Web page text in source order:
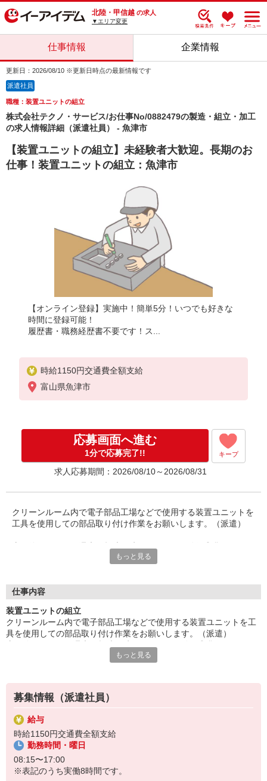
北陸・甲信越 の求人
▼エリア変更
仕事情報 企業情報
更新日：2026/08/10 ※更新日時点の最新情報です
派遣社員
職種：装置ユニットの組立
株式会社テクノ・サービス/お仕事No/0882479の製造・組立・加工
の求人情報詳細（派遣社員） - 魚津市
【装置ユニットの組立】未経験者大歓迎。長期のお
仕事！装置ユニットの組立：魚津市
【オンライン登録】実施中！簡単5分！いつでも好きな
時間に登録可能！
履歴書・職務経歴書不要です！ス...
時給1150円交通費全額支給
富山県魚津市
応募画面へ進む
1分で応募完了!! キープ
求人応募期間：2026/08/10～2026/08/31
クリーンルーム内で電子部品工場などで使用する装置ユニットを
工具を使用しての部品取り付け作業をお願いします。（派遣）
正月休暇あります。祝日の出勤は任意です。
■お友達紹介キャンペーン！デジタルギフト3000円分プレゼント
『テクノ・サービス』は、派遣業界大手スタッフサービスグルー
プです。
全国にあるお仕事の中から、一人ひとりのスキルや希望条件に応
じたお仕事をご案内します。
登録方法は、【オンライン】【電話】【登録会来場】の3つから
選べます♪
★★履歴書・証明写真は不要！★★
また、ご登録済の方はお仕事の紹介がスムーズです。
ご応募お待ちしています。
もっと見る
仕事内容
装置ユニットの組立
クリーンルーム内で電子部品工場などで使用する装置ユニットを工
具を使用しての部品取り付け作業をお願いします。（派遣）
月休暇あります。祝日の出勤は任意です。
もっと見る
募集情報（派遣社員）
給与
時給1150円交通費全額支給
勤務時間・曜日
08:15〜17:00
※表記のうち実働8時間です。